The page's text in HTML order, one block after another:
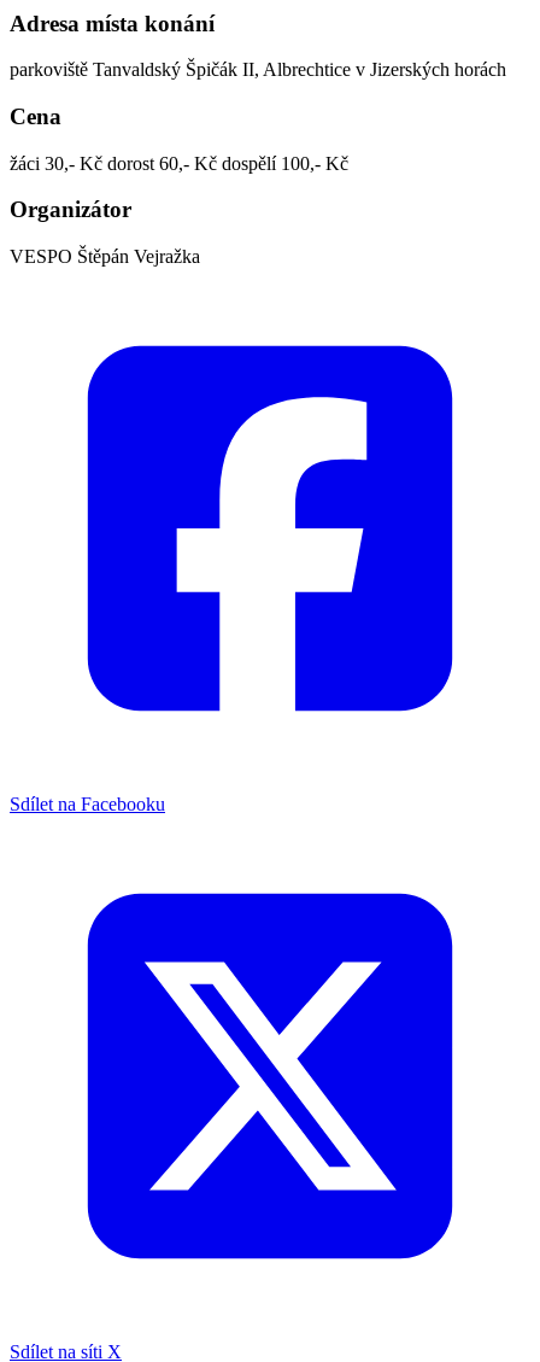
Adresa místa konání
parkoviště Tanvaldský Špičák II, Albrechtice v Jizerských horách
Cena
žáci 30,- Kč dorost 60,- Kč dospělí 100,- Kč
Organizátor
VESPO Štěpán Vejražka
Sdílet na Facebooku
Sdílet na síti X